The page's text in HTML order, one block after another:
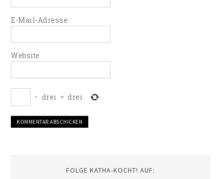
E-Mail-Adresse
Website
− drei = drei
FOLGE KATHA-KOCHT! AUF: